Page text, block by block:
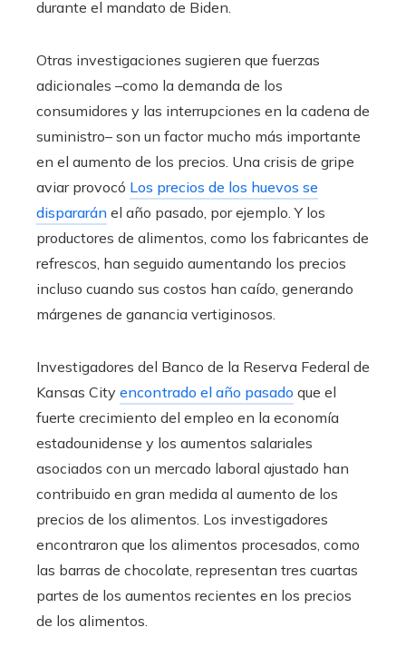
durante el mandato de Biden.
Otras investigaciones sugieren que fuerzas
adicionales –como la demanda de los
consumidores y las interrupciones en la cadena de
suministro– son un factor mucho más importante
en el aumento de los precios. Una crisis de gripe
aviar provocó Los precios de los huevos se
dispararán el año pasado, por ejemplo. Y los
productores de alimentos, como los fabricantes de
refrescos, han seguido aumentando los precios
incluso cuando sus costos han caído, generando
márgenes de ganancia vertiginosos.
Investigadores del Banco de la Reserva Federal de
Kansas City encontrado el año pasado que el
fuerte crecimiento del empleo en la economía
estadounidense y los aumentos salariales
asociados con un mercado laboral ajustado han
contribuido en gran medida al aumento de los
precios de los alimentos. Los investigadores
encontraron que los alimentos procesados, como
las barras de chocolate, representan tres cuartas
partes de los aumentos recientes en los precios
de los alimentos.